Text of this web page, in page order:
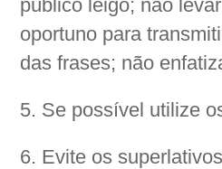
público leigo; não
oportuno para
das frases; não
5. Se possível utilize
6. Evite os